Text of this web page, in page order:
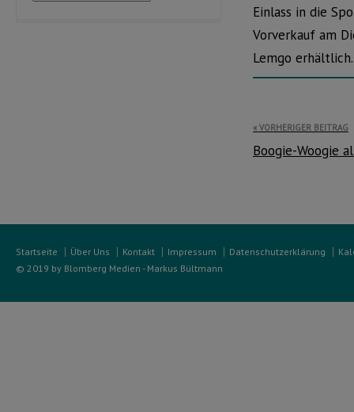
Einlass in die
Vorverkauf am
Lemgo
VORHERIGER BEITRAG
Boogie-Woogie
Startseite Über Uns Kontakt Impressum Datenschutzerklärung
© 2019 by Blomberg Medien - Markus Bültmann